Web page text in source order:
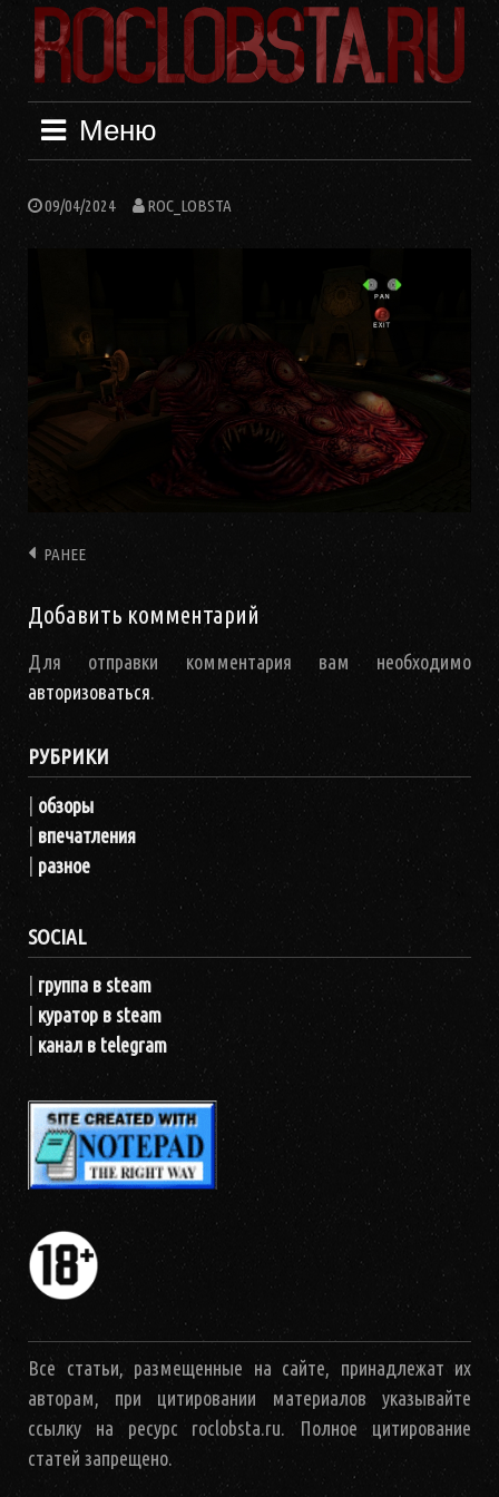
Перейти
содержимому
Меню
09/04/2024 ROC_LOBSTA
Навигация
РАНЕЕ
Добавить комментарий
Для отправки комментария вам необходимо
авторизоваться.
РУБРИКИ
обзоры
впечатления
разное
SOCIAL
группа в steam
куратор в steam
канал в telegram
Все статьи, размещенные на сайте, принадлежат их
авторам, при цитировании материалов указывайте
ссылку на ресурс roclobsta.ru. Полное цитирование
статей запрещено.